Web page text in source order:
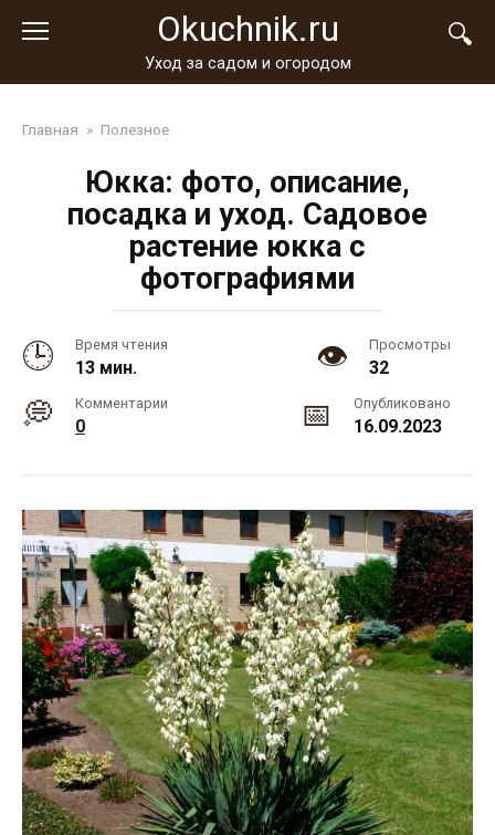
Okuchnik.ru
Уход за садом и огородом
Главная » Полезное
Юкка: фото, описание,
посадка и уход. Садовое
растение юкка с
фотографиями
Время чтения
13 мин.
Просмотры
32
Комментарии
0
Опубликовано
16.09.2023